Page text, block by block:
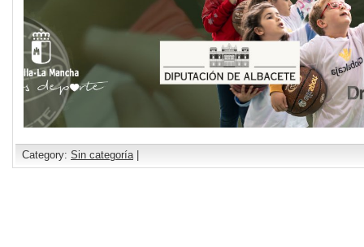
Category: Sin categoría |